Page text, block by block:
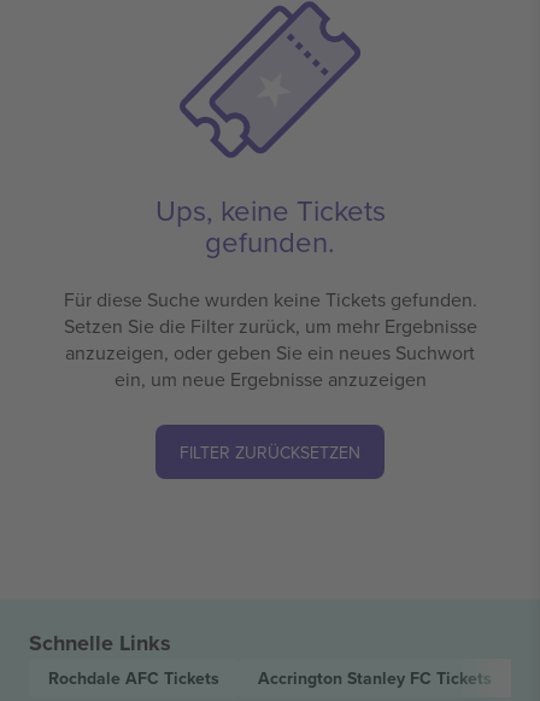
Ups, keine Tickets
gefunden.
Für diese Suche wurden keine Tickets gefunden.
Setzen Sie die Filter zurück, um mehr Ergebnisse
anzuzeigen, oder geben Sie ein neues Suchwort
ein, um neue Ergebnisse anzuzeigen
FILTER ZURÜCKSETZEN
Schnelle Links
Rochdale AFC Tickets Accrington Stanley FC Tickets